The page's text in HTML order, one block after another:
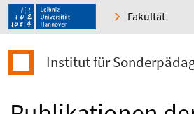
Fakultät
Institut für